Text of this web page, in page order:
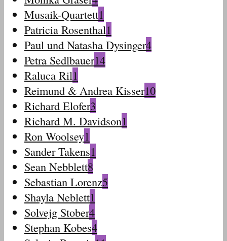
Musaik-Quartett1
Patricia Rosenthal1
Paul und Natasha Dysinger4
Petra Sedlbauer14
Raluca Ril1
Reimund & Andrea Kisser10
Richard Elofer3
Richard M. Davidson1
Ron Woolsey1
Sander Takens1
Sean Nebblett8
Sebastian Lorenz5
Shayla Neblett1
Solvejg Stober4
Stephan Kobes4